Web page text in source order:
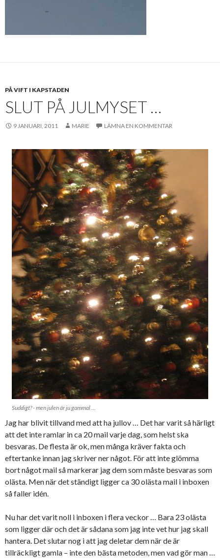
PÅ VIFT I KAPSTADEN
SLUT PÅ JULMYSET …
9 JANUARI, 2011 MARIE LÄMNA EN KOMMENTAR
Suddigt? - men julen är ju gammal ...
Jag har blivit tillvand med att ha jullov … Det har varit så härligt
att det inte ramlar in ca 20 mail varje dag, som helst ska
besvaras. De flesta är ok, men många kräver fakta och
eftertanke innan jag skriver ner något. För att inte glömma
bort något mail så markerar jag dem som måste besvaras som
olästa. Men när det ständigt ligger ca 30 olästa mail i inboxen
så faller idén.
Nu har det varit noll i inboxen i flera veckor … Bara 23 olästa
som ligger där och det är sådana som jag inte vet hur jag skall
hantera. Det slutar nog i att jag deletar dem när de är
tillräckligt gamla – inte den bästa metoden, men vad gör man …